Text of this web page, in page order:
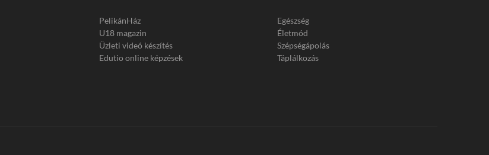
PelikánHáz
U18 magazin
Üzleti videó készítés
Edutio online képzések
Egészség
Életmód
Szépségápolás
Táplálkozás